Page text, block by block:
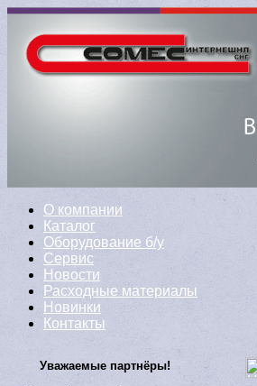
О компании
Каталог
Оборудование б/у
Сервис
Новости
Расходные материалы
Новинки
Контакты
Уважаемые партнёры!